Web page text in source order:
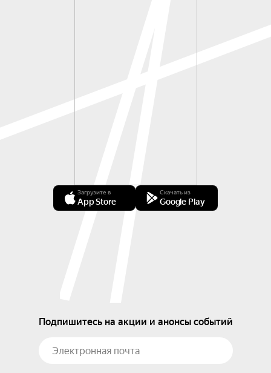
Загрузите в
App Store
Скачать из
Google Play
Подпишитесь на акции и анонсы событий